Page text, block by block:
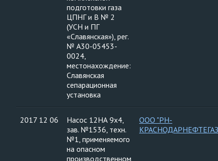
подготовки газа
ЦПНГ и В № 2
(УСН и ПГ
«Славянская»), рег.
№ А30-05453-
0024,
местонахождение:
Славянская
сепарационная
установка
2017 12 06
Насос 12НА 9х4,
зав. №1536, техн.
№1, применяемого
на опасном
производственном
ООО "РН-